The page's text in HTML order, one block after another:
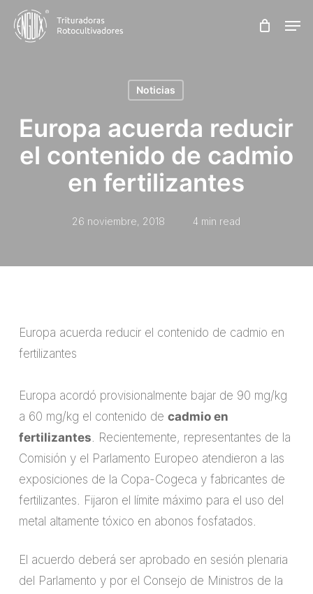
Skip
Noticias
Europa acuerda reducir
el contenido de cadmio
en fertilizantes
26 noviembre, 2018 4 min read
Europa acuerda reducir el contenido de cadmio en
fertilizantes
Europa acordó provisionalmente bajar de 90 mg/kg
a 60 mg/kg el contenido de cadmio en
fertilizantes . Recientemente, representantes de la
Comisión y el Parlamento Europeo atendieron a las
exposiciones de la Copa-Cogeca y fabricantes de
fertilizantes. Fijaron el límite máximo para el uso del
metal altamente tóxico en abonos fosfatados.
El acuerdo deberá ser aprobado en sesión plenaria
del Parlamento y por el Consejo de Ministros de la